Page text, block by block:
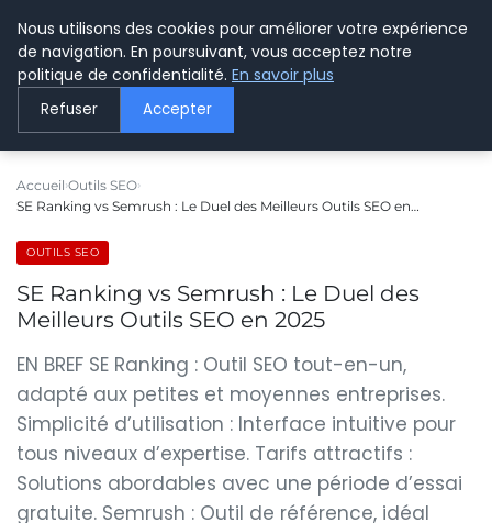
LE WEBMARKETING
Accueil Outils SEO
SE Ranking vs Semrush : Le Duel des Meilleurs Outils SEO en…
OUTILS SEO
SE Ranking vs Semrush : Le Duel des
Meilleurs Outils SEO en 2025
EN BREF SE Ranking : Outil SEO tout-en-un,
adapté aux petites et moyennes entreprises.
Simplicité d’utilisation : Interface intuitive pour
tous niveaux d’expertise. Tarifs attractifs :
Solutions abordables avec une période d’essai
gratuite. Semrush : Outil de référence, idéal
Nous utilisons des cookies pour améliorer votre expérience
de navigation. En poursuivant, vous acceptez notre
politique de confidentialité. En savoir plus
Refuser Accepter